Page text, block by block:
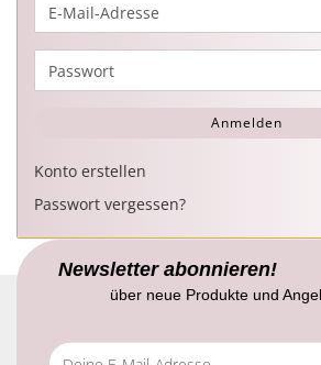
E-
Mail-
Adresse
Passwort
Anmelden
Konto erstellen
Passwort vergessen?
Newsletter abonnieren!
über neue Produkte und